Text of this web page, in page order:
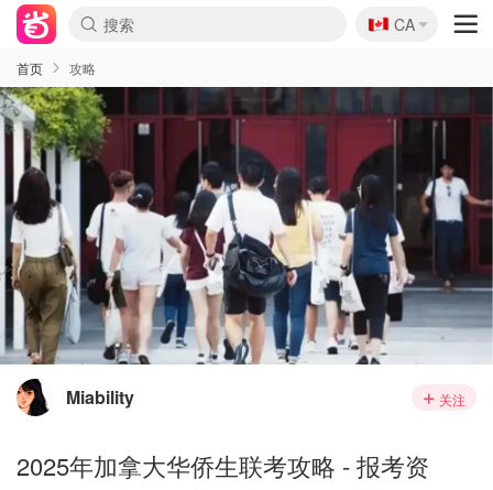
🇨🇦
CA
首页 攻略
Miability 关注
2025年加拿大华侨生联考攻略 - 报考资